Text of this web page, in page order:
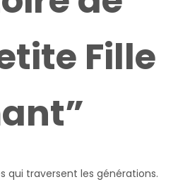
Fille
qui traversent les générations.